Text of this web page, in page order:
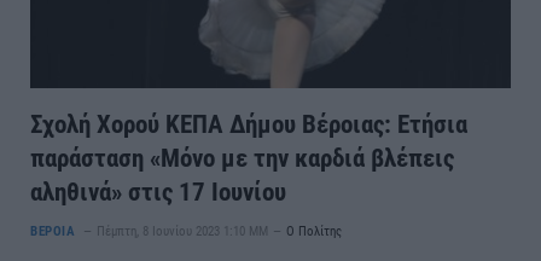
Σχολή Χορού ΚΕΠΑ Δήμου Βέροιας: Ετήσια
παράσταση «Μόνο με την καρδιά βλέπεις
αληθινά» στις 17 Ιουνίου
ΒΕΡΟΙΑ Πέμπτη, 8 Ιουνίου 2023 1:10 ΜΜ Ο Πολίτης